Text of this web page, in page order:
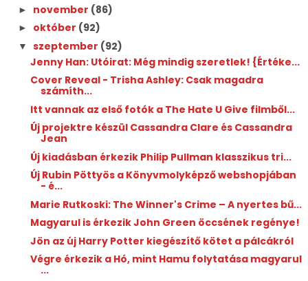
► november (86)
► október (92)
▼ szeptember (92)
Jenny Han: Utóirat: ​Még mindig szeretlek! {Értéke...
Cover Reveal - Trisha Ashley: Csak magadra
számíth...
Itt vannak az első fotók a The Hate U Give filmből...
Új projektre készül Cassandra Clare és Cassandra
Jean
Új kiadásban érkezik Philip Pullman klasszikus tri...
Új Rubin Pöttyös a Könyvmolyképző webshopjában
- é...
Marie Rutkoski: The ​Winner's Crime – A nyertes bű...
Magyarul is érkezik John Green öccsének regénye!
Jön az új Harry Potter kiegészítő kötet a pálcákról
Végre érkezik a Hó, mint Hamu folytatása magyarul
...